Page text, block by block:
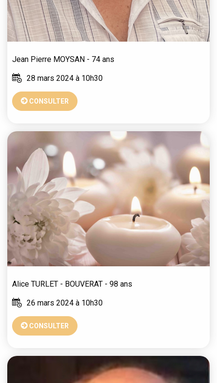
Jean Pierre MOYSAN - 74 ans
28 mars 2024 à 10h30
CONSULTER
Alice TURLET - BOUVERAT - 98 ans
26 mars 2024 à 10h30
CONSULTER